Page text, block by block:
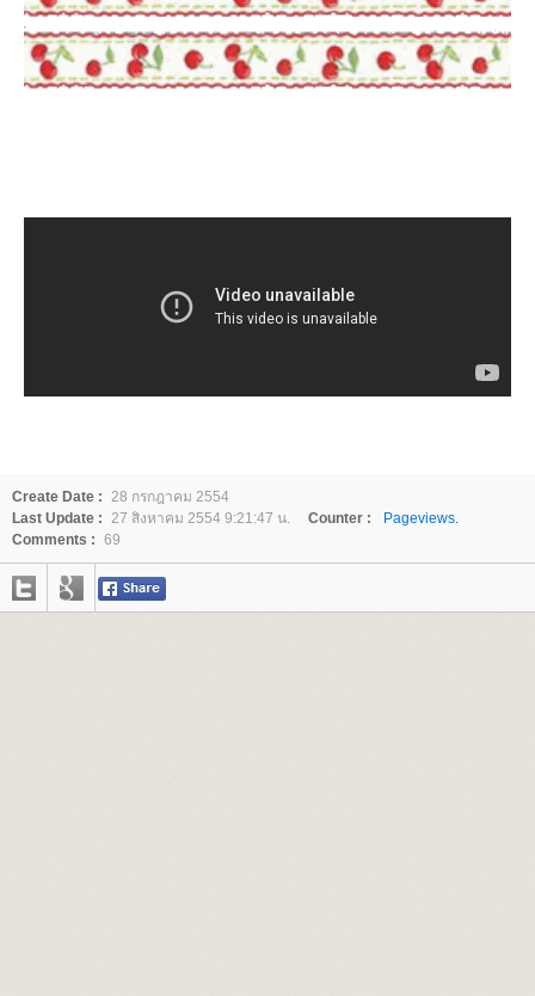
Create Date : 28 กรกฎาคม 2554
Last Update : 27 สิงหาคม 2554 9:21:47 น. Counter :
Pageviews.
Comments : 69